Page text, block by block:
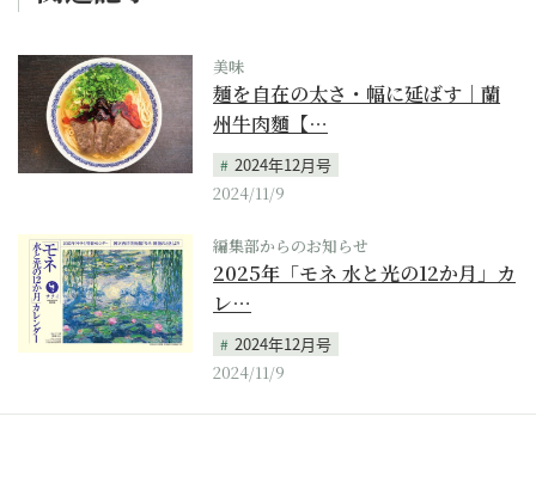
美味
麺を自在の太さ・幅に延ばす｜蘭
州牛肉麵【…
2024年12月号
2024/11/9
編集部からのお知らせ
2025年「モネ 水と光の12か月」カ
レ…
2024年12月号
2024/11/9